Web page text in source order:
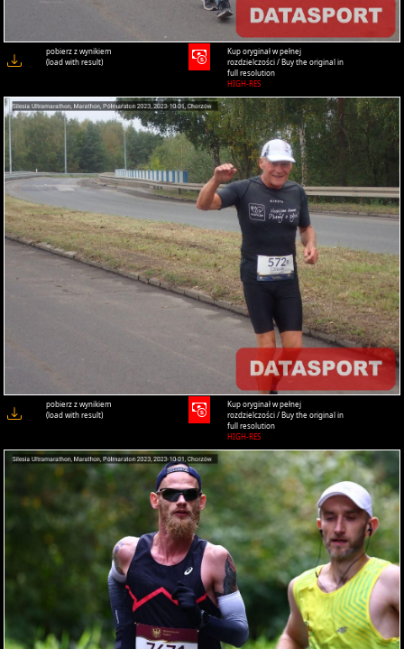
pobierz z wynikiem
(load with result)
Kup oryginał w pełnej
rozdzielczości / Buy the original in
full resolution
HIGH-RES
pobierz z wynikiem
(load with result)
Kup oryginał w pełnej
rozdzielczości / Buy the original in
full resolution
HIGH-RES